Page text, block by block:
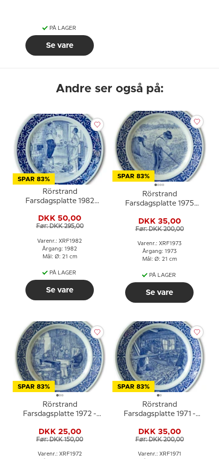
PÅ LAGER
Se vare
Andre ser også på:
SPAR 83%
Rörstrand
Farsdagsplatte 1982
cm
DKK 50,00
Før: DKK 295,00
Varenr.: XRF1982
Årgang: 1982
Mål: Ø: 21 cm
PÅ LAGER
Se vare
SPAR 83%
Rörstrand
Farsdagsplatte 1975
cm
DKK 35,00
Før: DKK 200,00
Varenr.: XRF1973
Årgang: 1973
Mål: Ø: 21 cm
PÅ LAGER
Se vare
SPAR 83%
Rörstrand
Farsdagsplatte 1972 -
porcelænstallerken
DKK 25,00
Før: DKK 150,00
Varenr.: XRF1972
SPAR 83%
Rörstrand
Farsdagsplatte 1971 -
porcelænstallerken
DKK 35,00
Før: DKK 200,00
Varenr.: XRF1971